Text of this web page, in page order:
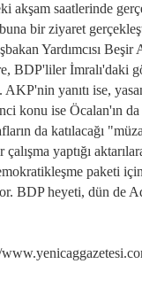
saatlerinde
bir ziyaret
Yardımcısı
BDP'liler İmralı'daki
AKP'nin yanıtı ise,
konu ise Öcalan'ın
da katılacağı
yaptığı
paketi
BDP heyeti, dün de